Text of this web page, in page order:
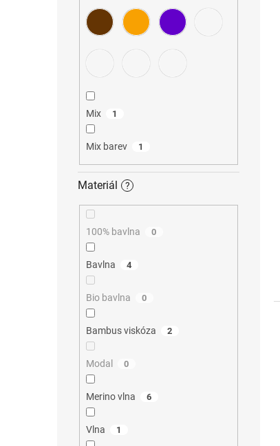
Mix 1
Mix barev 1
Materiál ?
100% bavlna 0
Bavlna 4
Bio bavlna 0
Bambus viskóza 2
Modal 0
Merino vlna 6
Vlna 1